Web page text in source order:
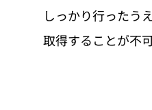
しっかり行ったう
取得することが不可